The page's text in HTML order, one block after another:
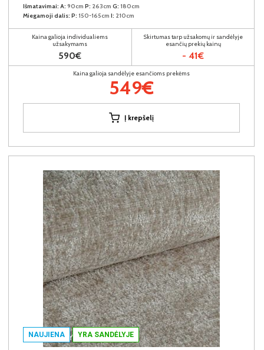
Išmatavimai: A: 90cm P: 263cm G: 180cm
Miegamoji dalis: P: 150-165cm I: 210cm
Kaina galioja individualiems
užsakymams
590€
Skirtumas tarp užsakomų ir sandėlyje
esančių prekių kainų
- 41€
Kaina galioja sandėlyje esančioms prekėms
549€
Į krepšelį
NAUJIENA YRA SANDĖLYJE